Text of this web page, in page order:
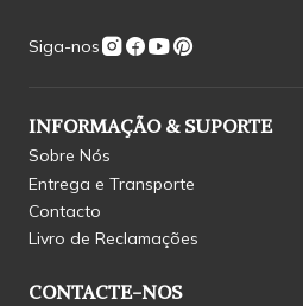
Siga-nos
INFORMAÇÃO & SUPORTE
Sobre Nós
Entrega e Transporte
Contacto
Livro de Reclamações
CONTACTE-NOS